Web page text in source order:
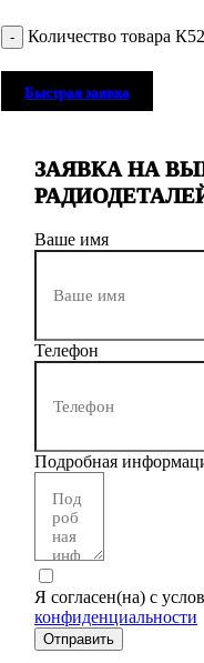
Количество товара
Быстрая заявка
ЗАЯВКА НА
Ваше имя
Телефон
Подробная
Я согласен(на) с
конфиденциальности
Отправить